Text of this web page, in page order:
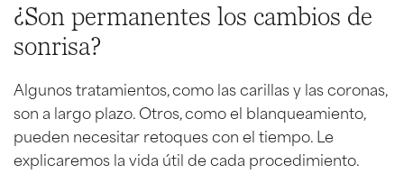
¿Son permanentes los cambios de
sonrisa?
Algunos tratamientos, como las carillas y las coronas,
son a largo plazo. Otros, como el blanqueamiento,
pueden necesitar retoques con el tiempo. Le
explicaremos la vida útil de cada procedimiento.